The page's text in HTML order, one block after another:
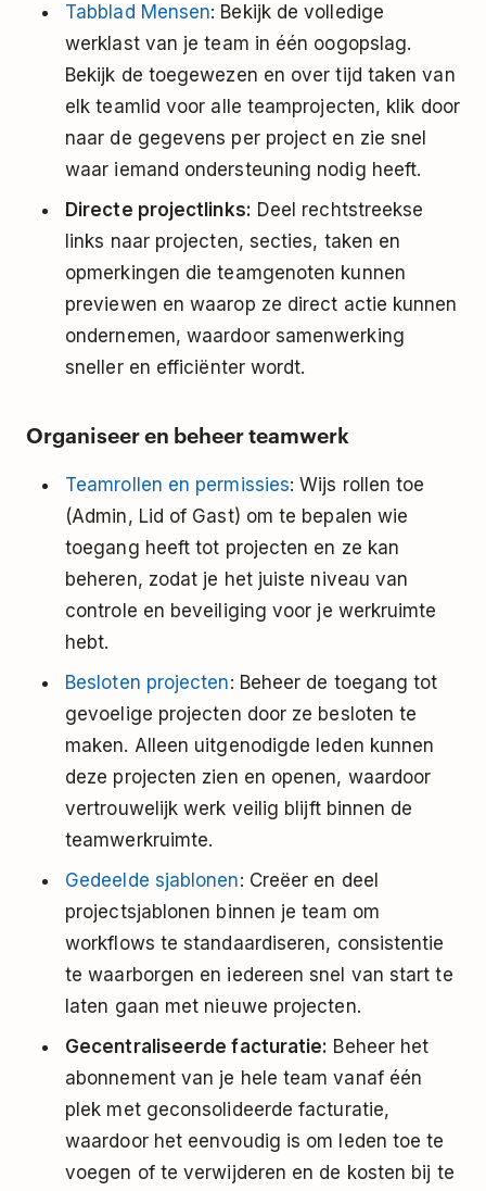
Tabblad Mensen: Bekijk de volledige
werklast van je team in één oogopslag.
Bekijk de toegewezen en over tijd taken van
elk teamlid voor alle teamprojecten, klik door
naar de gegevens per project en zie snel
waar iemand ondersteuning nodig heeft.
Directe projectlinks: Deel rechtstreekse
links naar projecten, secties, taken en
opmerkingen die teamgenoten kunnen
previewen en waarop ze direct actie kunnen
ondernemen, waardoor samenwerking
sneller en efficiënter wordt.
Organiseer en beheer teamwerk
Teamrollen en permissies: Wijs rollen toe
(Admin, Lid of Gast) om te bepalen wie
toegang heeft tot projecten en ze kan
beheren, zodat je het juiste niveau van
controle en beveiliging voor je werkruimte
hebt.
Besloten projecten: Beheer de toegang tot
gevoelige projecten door ze besloten te
maken. Alleen uitgenodigde leden kunnen
deze projecten zien en openen, waardoor
vertrouwelijk werk veilig blijft binnen de
teamwerkruimte.
Gedeelde sjablonen: Creëer en deel
projectsjablonen binnen je team om
workflows te standaardiseren, consistentie
te waarborgen en iedereen snel van start te
laten gaan met nieuwe projecten.
Gecentraliseerde facturatie: Beheer het
abonnement van je hele team vanaf één
plek met geconsolideerde facturatie,
waardoor het eenvoudig is om leden toe te
voegen of te verwijderen en de kosten bij te